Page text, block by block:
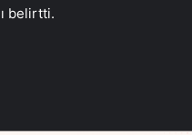
belirtti.